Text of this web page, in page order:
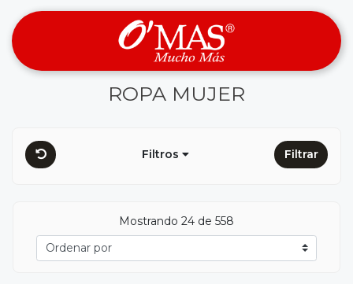
ROPA MUJER
Filtros Filtrar
Mostrando 24 de 558